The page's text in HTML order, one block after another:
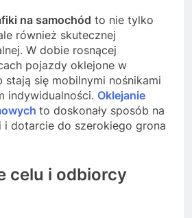
na samochód to nie tylko
również skutecznej
W dobie rosnącej
pojazdy oklejone w
stają się mobilnymi nośnikami
indywidualności. Oklejanie
to doskonały sposób na
i dotarcie do szerokiego grona
celu i odbiorcy